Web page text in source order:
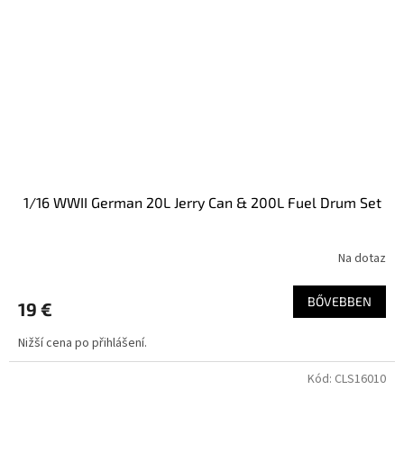
1/16 WWII German 20L Jerry Can & 200L Fuel Drum Set
Na dotaz
19 € BŐVEBBEN
Nižší cena po přihlášení.
Kód: CLS16010